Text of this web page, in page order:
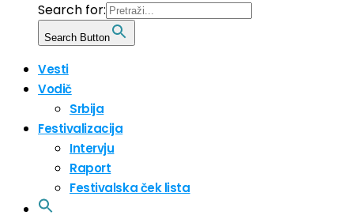
Search for:
Search Button
Vesti
Vodič
Srbija
Festivalizacija
Intervju
Raport
Festivalska ček lista